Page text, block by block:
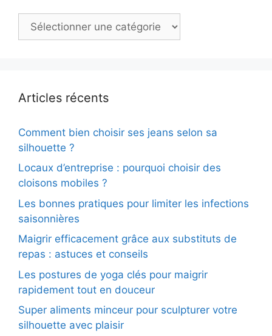
Catégories
Articles récents
Comment bien choisir ses jeans selon sa
silhouette ?
Locaux d’entreprise : pourquoi choisir des
cloisons mobiles ?
Les bonnes pratiques pour limiter les infections
saisonnières
Maigrir efficacement grâce aux substituts de
repas : astuces et conseils
Les postures de yoga clés pour maigrir
rapidement tout en douceur
Super aliments minceur pour sculpturer votre
silhouette avec plaisir